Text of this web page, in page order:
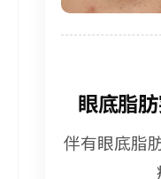
眼底脂
伴有眼底脂